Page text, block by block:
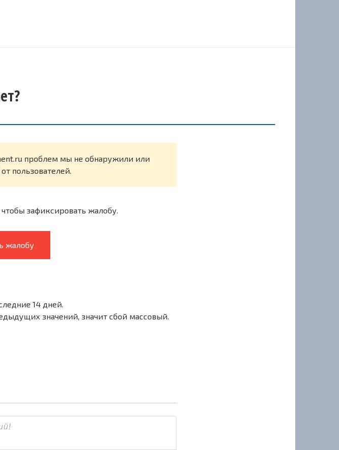
проблем мы не обнаружили или
пользователей.
зафиксировать жалобу.
жалобу
14 дней.
значений, значит сбой массовый.